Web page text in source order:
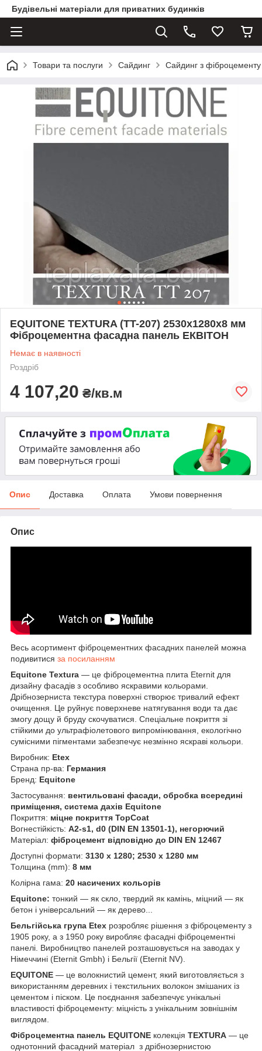
Будівельні матеріали для приватних будинків
Товари та послуги Сайдинг Сайдинг з фіброцементу
EQUITONE TEXTURA (TT-207) 2530х1280х8 мм
Фіброцементна фасадна панель ЕКВІТОН
Немає в наявності
Роздріб
4 107,20 ₴/кв.м
Опис Доставка Оплата Умови повернення
Опис
Весь асортимент фіброцементних фасадних панелей можна
подивитися за посиланням
Equitone Textura — це фіброцементна плита Eternit для
дизайну фасадів з особливо яскравими кольорами.
Дрібнозерниста текстура поверхні створює тривалий ефект
очищення. Це руйнує поверхневе натягування води та дає
змогу дощу й бруду скочуватися. Спеціальне покриття зі
стійкими до ультрафіолетового випромінювання, екологічно
сумісними пігментами забезпечує незмінно яскраві кольори.
Виробник: Etex
Страна пр-ва: Германия
Бренд: Equitone
Застосування: вентильовані фасади, обробка всередині
приміщення, система дахів Equitone
Покриття: міцне покриття TopCoat
Вогнестійкість: А2-s1, d0 (DIN EN 13501-1), негорючий
Матеріал: фіброцемент відповідно до DIN EN 12467
Доступні формати: 3130 х 1280; 2530 х 1280 мм
Толщина (mm): 8 мм
Колірна гама: 20 насичених кольорів
Equitone: тонкий — як скло, твердий як камінь, міцний — як
бетон і універсальний — як дерево...
Бельгійська група Etex розробляє рішення з фіброцементу з
1905 року, а з 1950 року виробляє фасадні фіброцементні
панелі. Виробництво панелей розташовується на заводах у
Німеччині (Eternit Gmbh) і Бельгії (Eternit NV).
EQUITONE — це волокнистий цемент, який виготовляється з
використанням деревних і текстильних волокон змішаних із
цементом і піском. Це поєднання забезпечує унікальні
властивості фіброцементу: міцність з унікальним зовнішнім
виглядом.
Фіброцементна панель EQUITONE колекція TEXTURA — це
однотонний фасадний матеріал з дрібнозернистою